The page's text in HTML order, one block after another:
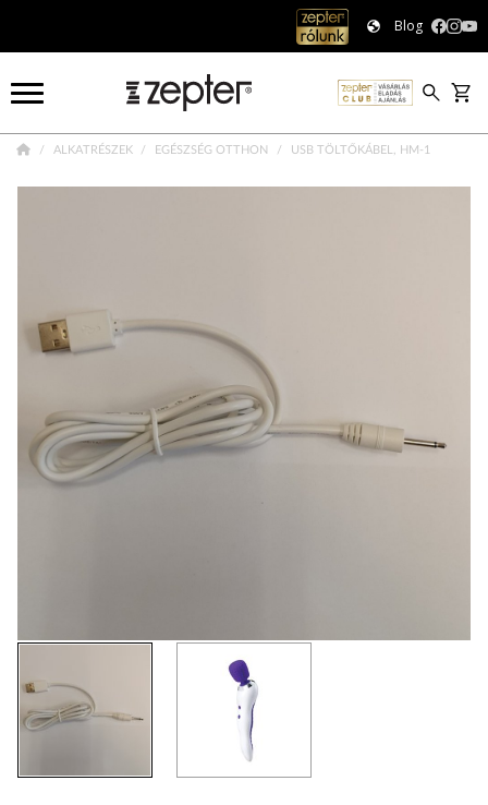
Blog
ALKATRÉSZEK EGÉSZSÉG OTTHON USB TÖLTŐKÁBEL, HM-1